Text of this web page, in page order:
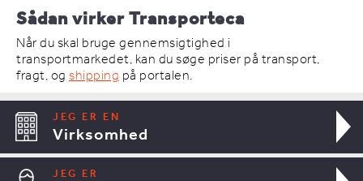
Sådan virker Transporteca
Når du skal bruge gennemsigtighed i
transportmarkedet, kan du søge priser på transport,
fragt, ogshippingpå portalen.
JEG ER EN
Virksomhed
JEG ER